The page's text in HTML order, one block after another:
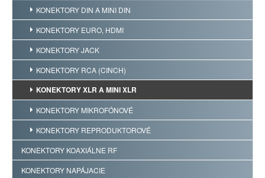
KONEKTORY DIN A MINI DIN
KONEKTORY EURO, HDMI
KONEKTORY JACK
KONEKTORY RCA (CINCH)
KONEKTORY XLR A MINI XLR
KONEKTORY MIKROFÓNOVÉ
KONEKTORY REPRODUKTOROVÉ
KONEKTORY KOAXIÁLNE RF
KONEKTORY NAPÁJACIE